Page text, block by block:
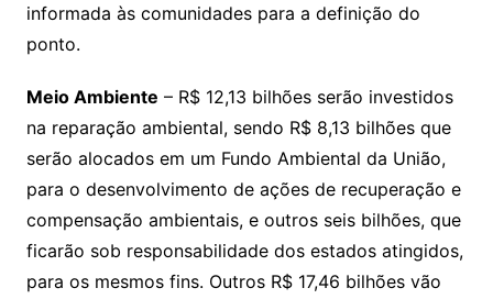
informada às comunidades para a definição do
ponto.
Meio Ambiente – R$ 12,13 bilhões serão investidos
na reparação ambiental, sendo R$ 8,13 bilhões que
serão alocados em um Fundo Ambiental da União,
para o desenvolvimento de ações de recuperação e
compensação ambientais, e outros seis bilhões, que
ficarão sob responsabilidade dos estados atingidos,
para os mesmos fins. Outros R$ 17,46 bilhões vão